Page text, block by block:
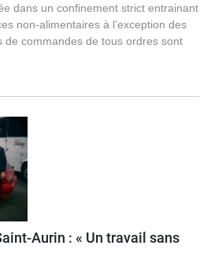
dans un confinement strict entrainant
non-alimentaires à l’exception des
de commandes de tous ordres sont
Aurin : « Un travail sans